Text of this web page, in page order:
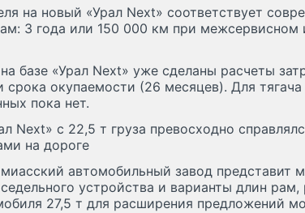
на новый «Урал Next» соответствует
3 года или 150 000 км при межсервисном
базе «Урал Next» уже сделаны расчеты
срока окупаемости (26 месяцев). Для
пока нет.
Next» с 22,5 т груза превосходно
на дороге
автомобильный завод представит
устройства и варианты длин рам,
27,5 т для расширения предложений